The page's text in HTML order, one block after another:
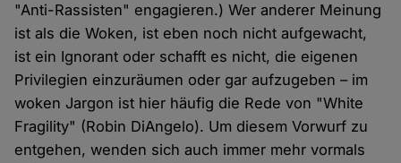
"Anti-Rassisten" engagieren.) Wer anderer Meinung
ist als die Woken, ist eben noch nicht aufgewacht,
ist ein Ignorant oder schafft es nicht, die eigenen
Privilegien einzuräumen oder gar aufzugeben – im
woken Jargon ist hier häufig die Rede von "White
Fragility" (Robin DiAngelo). Um diesem Vorwurf zu
entgehen, wenden sich auch immer mehr vormals